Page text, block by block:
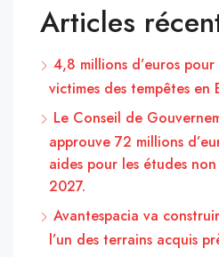
Articles
4,8 millions d’euros
victimes des tempêtes en
Le Conseil de
approuve 72 millions
aides pour les études
2027.
Avantespacia va
l’un des terrains acquis